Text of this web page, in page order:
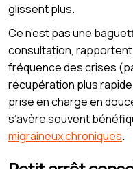
glissent plus.
Ce n’est pas une
consultation,
fréquence des crises
récupération plus
prise en charge en
s’avère souvent
migraineux chroniques.